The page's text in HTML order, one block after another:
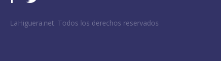
LaHiguera.net. Todos los derechos reservados